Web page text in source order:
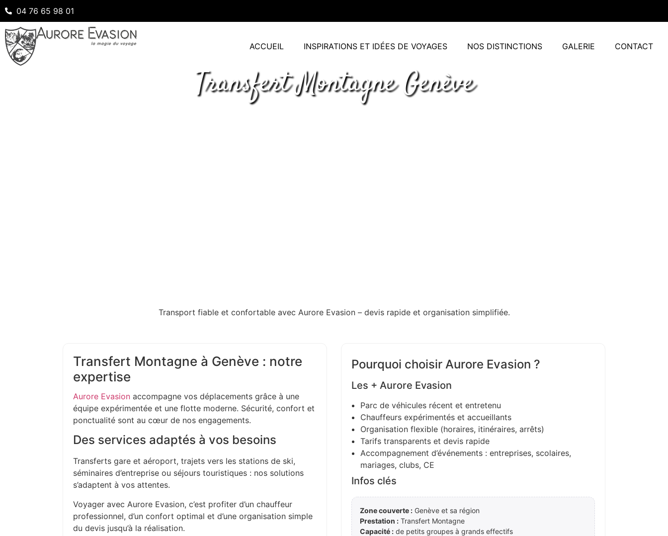
04 76 65 98 01
ACCUEIL INSPIRATIONS ET IDÉES DE VOYAGES NOS DISTINCTIONS GALERIE CONTACT
Transfert Montagne Genève
Transport fiable et confortable avec Aurore Evasion – devis rapide et organisation simplifiée.
Transfert Montagne à Genève : notre
expertise
Aurore Evasion accompagne vos déplacements grâce à une
équipe expérimentée et une flotte moderne. Sécurité, confort et
ponctualité sont au cœur de nos engagements.
Des services adaptés à vos besoins
Transferts gare et aéroport, trajets vers les stations de ski,
séminaires d’entreprise ou séjours touristiques : nos solutions
s’adaptent à vos attentes.
Voyager avec Aurore Evasion, c’est profiter d’un chauffeur
professionnel, d’un confort optimal et d’une organisation simple
du devis jusqu’à la réalisation.
Pourquoi choisir Aurore Evasion ?
Les + Aurore Evasion
Parc de véhicules récent et entretenu
Chauffeurs expérimentés et accueillants
Organisation flexible (horaires, itinéraires, arrêts)
Tarifs transparents et devis rapide
Accompagnement d’événements : entreprises, scolaires,
mariages, clubs, CE
Infos clés
Zone couverte : Genève et sa région
Prestation : Transfert Montagne
Capacité : de petits groupes à grands effectifs